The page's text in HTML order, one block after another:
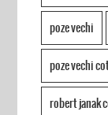
poze vechi
poze vechi
robert janak